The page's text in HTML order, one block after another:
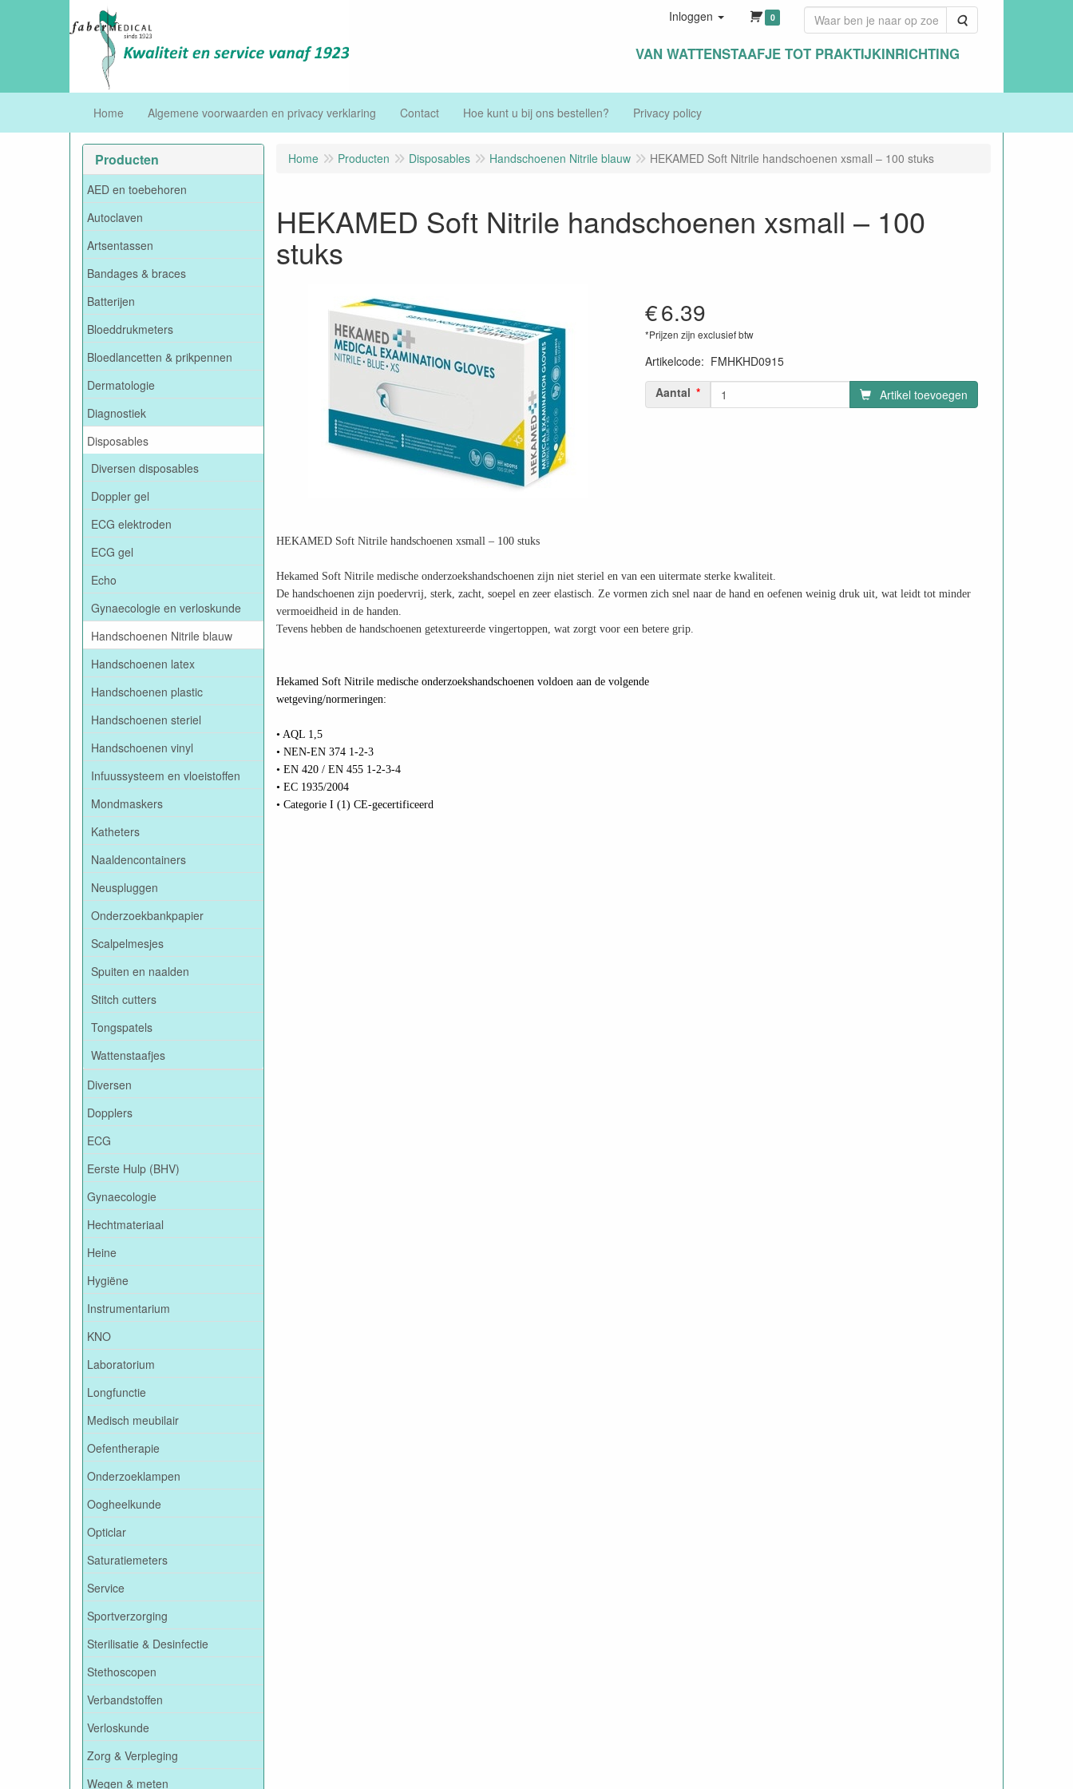
VAN WATTENSTAAFJE TOT PRAKTIJKINRICHTING
Inloggen 0 Zoeken
Home Algemene voorwaarden en privacy verklaring Contact Hoe kunt u bij ons bestellen? Privacy policy
Producten
AED en toebehoren
Autoclaven
Artsentassen
Bandages & braces
Batterijen
Bloeddrukmeters
Bloedlancetten & prikpennen
Dermatologie
Diagnostiek
Disposables
Diversen disposables
Doppler gel
ECG elektroden
ECG gel
Echo
Gynaecologie en verloskunde
Handschoenen Nitrile blauw
Handschoenen latex
Handschoenen plastic
Handschoenen steriel
Handschoenen vinyl
Infuussysteem en vloeistoffen
Mondmaskers
Katheters
Naaldencontainers
Neuspluggen
Onderzoekbankpapier
Scalpelmesjes
Spuiten en naalden
Stitch cutters
Tongspatels
Wattenstaafjes
Diversen
Dopplers
ECG
Eerste Hulp (BHV)
Gynaecologie
Hechtmateriaal
Heine
Hygiëne
Instrumentarium
KNO
Laboratorium
Longfunctie
Medisch meubilair
Oefentherapie
Onderzoeklampen
Oogheelkunde
Opticlar
Saturatiemeters
Service
Sportverzorging
Sterilisatie & Desinfectie
Stethoscopen
Verbandstoffen
Verloskunde
Zorg & Verpleging
Wegen & meten
Home Producten Disposables Handschoenen Nitrile blauw HEKAMED Soft Nitrile handschoenen xsmall – 100 stuks
HEKAMED Soft Nitrile handschoenen xsmall – 100
stuks
€6.39
*Prijzen zijn exclusief btw
Artikelcode: FMHKHD0915
Aantal
Artikel toevoegen
HEKAMED Soft Nitrile handschoenen xsmall – 100 stuks
Hekamed Soft Nitrile medische onderzoekshandschoenen zijn niet steriel en van een uitermate sterke kwaliteit.
De handschoenen zijn poedervrij, sterk, zacht, soepel en zeer elastisch. Ze vormen zich snel naar de hand en oefenen weinig druk uit, wat leidt tot minder
vermoeidheid in de handen.
Tevens hebben de handschoenen getextureerde vingertoppen, wat zorgt voor een betere grip.
Hekamed Soft Nitrile medische onderzoekshandschoenen voldoen aan de volgende
wetgeving/normeringen:
• AQL 1,5
• NEN-EN 374 1-2-3
• EN 420 / EN 455 1-2-3-4
• EC 1935/2004
• Categorie I (1) CE-gecertificeerd